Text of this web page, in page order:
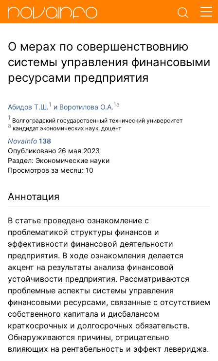
О мерах по совершенствовнию
системы управления финансовыми
ресурсами предприятия
Абидов Т.Ш.
Волгоградский государственный технический университет
Воротилова О.А.
кандидат экономических наук, доцент
NovaInfo 138
Опубликовано 26 мая 2023
Раздел: Экономические науки
Просмотров за месяц: 10
Аннотация
В статье проведено ознакомление с
проблематикой структуры финансов и
эффективности финансовой деятельности
предприятия. В ходе ознакомления делается
акцент на результаты анализа финансовой
устойчивости предприятия. Рассматриваются
проблемные аспекты системы управления
финансовыми ресурсами, связанные с отсутствием
собственного капитала и дисбалансом
краткосрочных и долгосрочных обязательств.
Обнаруживаются причины, отрицательно
влияющих на рентабельность и эффект левериджа.